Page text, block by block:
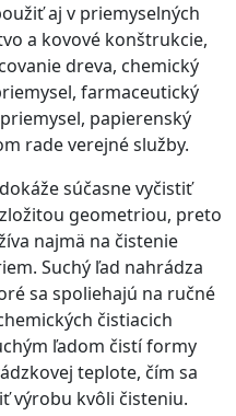
aj v priemyselných
a kovové konštrukcie,
dreva, chemický
farmaceutický
papierenský
rade verejné služby.
súčasne vyčistiť
geometriou, preto
najmä na čistenie
Suchý ľad nahrádza
sa spoliehajú na ručné
čistiacich
ľadom čistí formy
teplote, čím sa
výrobu kvôli čisteniu.